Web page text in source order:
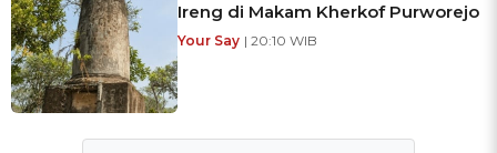
Ireng di Makam Kherkof Purworejo
Your Say | 20:10 WIB